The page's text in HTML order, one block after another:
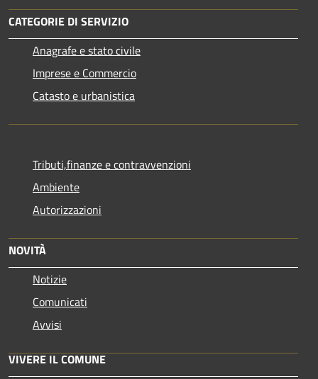
CATEGORIE DI SERVIZIO
Anagrafe e stato civile
Imprese e Commercio
Catasto e urbanistica
Tributi,finanze e contravvenzioni
Ambiente
Autorizzazioni
NOVITÀ
Notizie
Comunicati
Avvisi
VIVERE IL COMUNE